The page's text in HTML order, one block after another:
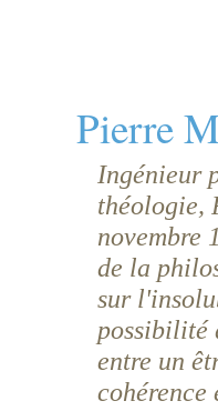
Pierre
Ingénieur
théologie,
novembre
de la
sur
possibilité
entre un
cohérence